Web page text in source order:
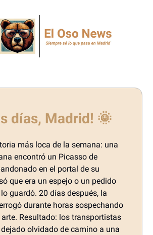
días, Madrid! 🌞
más loca de la semana: una
encontró un Picasso de
en el portal de su
que era un espejo o un pedido
guardó. 20 días después, la
durante horas sospechando
Resultado: los transportistas
olvidado de camino a una